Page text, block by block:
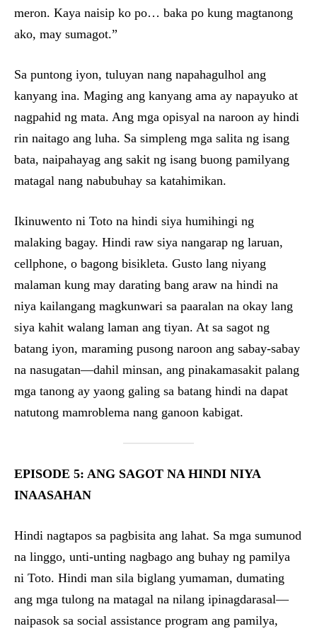
meron. Kaya naisip ko po… baka po kung magtanong
ako, may sumagot.”
Sa puntong iyon, tuluyan nang napahagulhol ang
kanyang ina. Maging ang kanyang ama ay napayuko at
nagpahid ng mata. Ang mga opisyal na naroon ay hindi
rin naitago ang luha. Sa simpleng mga salita ng isang
bata, naipahayag ang sakit ng isang buong pamilyang
matagal nang nabubuhay sa katahimikan.
Ikinuwento ni Toto na hindi siya humihingi ng
malaking bagay. Hindi raw siya nangarap ng laruan,
cellphone, o bagong bisikleta. Gusto lang niyang
malaman kung may darating bang araw na hindi na
niya kailangang magkunwari sa paaralan na okay lang
siya kahit walang laman ang tiyan. At sa sagot ng
batang iyon, maraming pusong naroon ang sabay-sabay
na nasugatan—dahil minsan, ang pinakamasakit palang
mga tanong ay yaong galing sa batang hindi na dapat
natutong mamroblema nang ganoon kabigat.
EPISODE 5: ANG SAGOT NA HINDI NIYA
INAASAHAN
Hindi nagtapos sa pagbisita ang lahat. Sa mga sumunod
na linggo, unti-unting nagbago ang buhay ng pamilya
ni Toto. Hindi man sila biglang yumaman, dumating
ang mga tulong na matagal na nilang ipinagdarasal—
naipasok sa social assistance program ang pamilya,